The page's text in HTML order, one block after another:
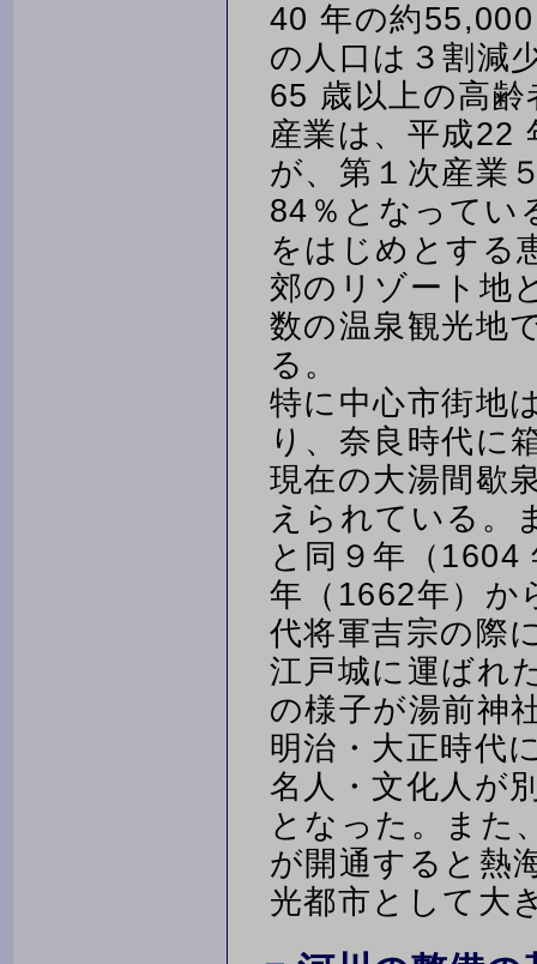
40 年の約
の人口は３割減
65 歳以上の高
産業は、平成22
が、第１次産業
84％となってい
をはじめとする
郊のリゾート地
数の温泉観光地
る。
特に中心市街地
り、奈良時代に
現在の大湯間歇
えられている。
と同９年（1604
年（1662年）か
代将軍吉宗の際
江戸城に運ばれ
の様子が湯前神
明治・大正時代
名人・文化人が
となった。また
が開通すると熱
光都市として大